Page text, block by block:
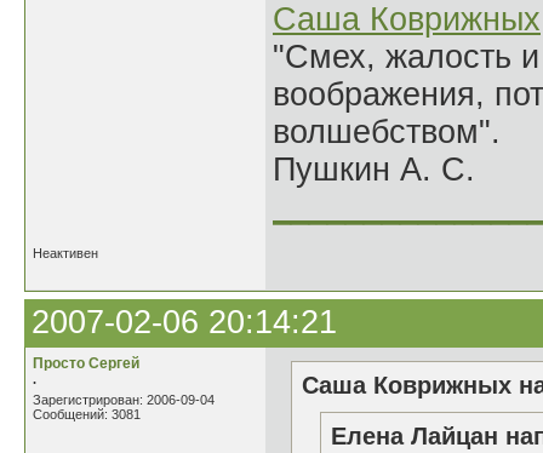
Саша Коврижных
"Смех, жалость
воображения,
волшебством".
Пушкин А. С.
Неактивен
2007-02-06 20:14:21
Просто Сергей
.
Зарегистрирован: 2006-09-04
Сообщений: 3081
Саша Коврижных
Елена Лайцан